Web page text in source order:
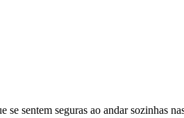
se sentem seguras ao andar sozinhas